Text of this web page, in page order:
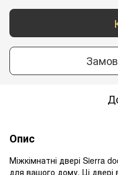
Опис
Міжкімнатні двері Sierra
для вашого дому. Ці двері